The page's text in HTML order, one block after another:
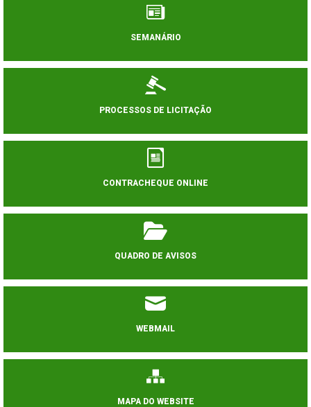
SEMANÁRIO
PROCESSOS DE LICITAÇÃO
CONTRACHEQUE ONLINE
QUADRO DE AVISOS
WEBMAIL
MAPA DO WEBSITE